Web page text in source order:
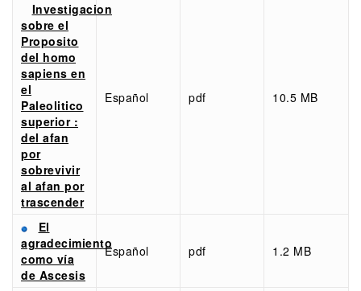
Investigacion
sobre el
Proposito
del homo
sapiens en
el
Paleolitico
superior :
del afan
por
sobrevivir
al afan por
trascender
Español pdf 10.5 MB
El
agradecimiento
como vía
de Ascesis
Español pdf 1.2 MB